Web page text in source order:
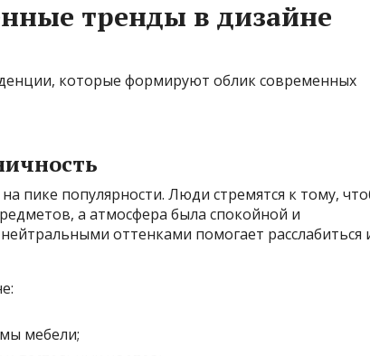
тренды в дизайне
которые формируют облик современных
пике популярности. Люди стремятся к тому,
а атмосфера была спокойной и
оттенками помогает расслабиться
мебели;